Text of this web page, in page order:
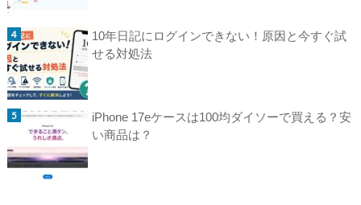
10年日記にログインできない！原因と今すぐ試
せる対処法
iPhone 17eケースは100均ダイソーで買える？安
い商品は？